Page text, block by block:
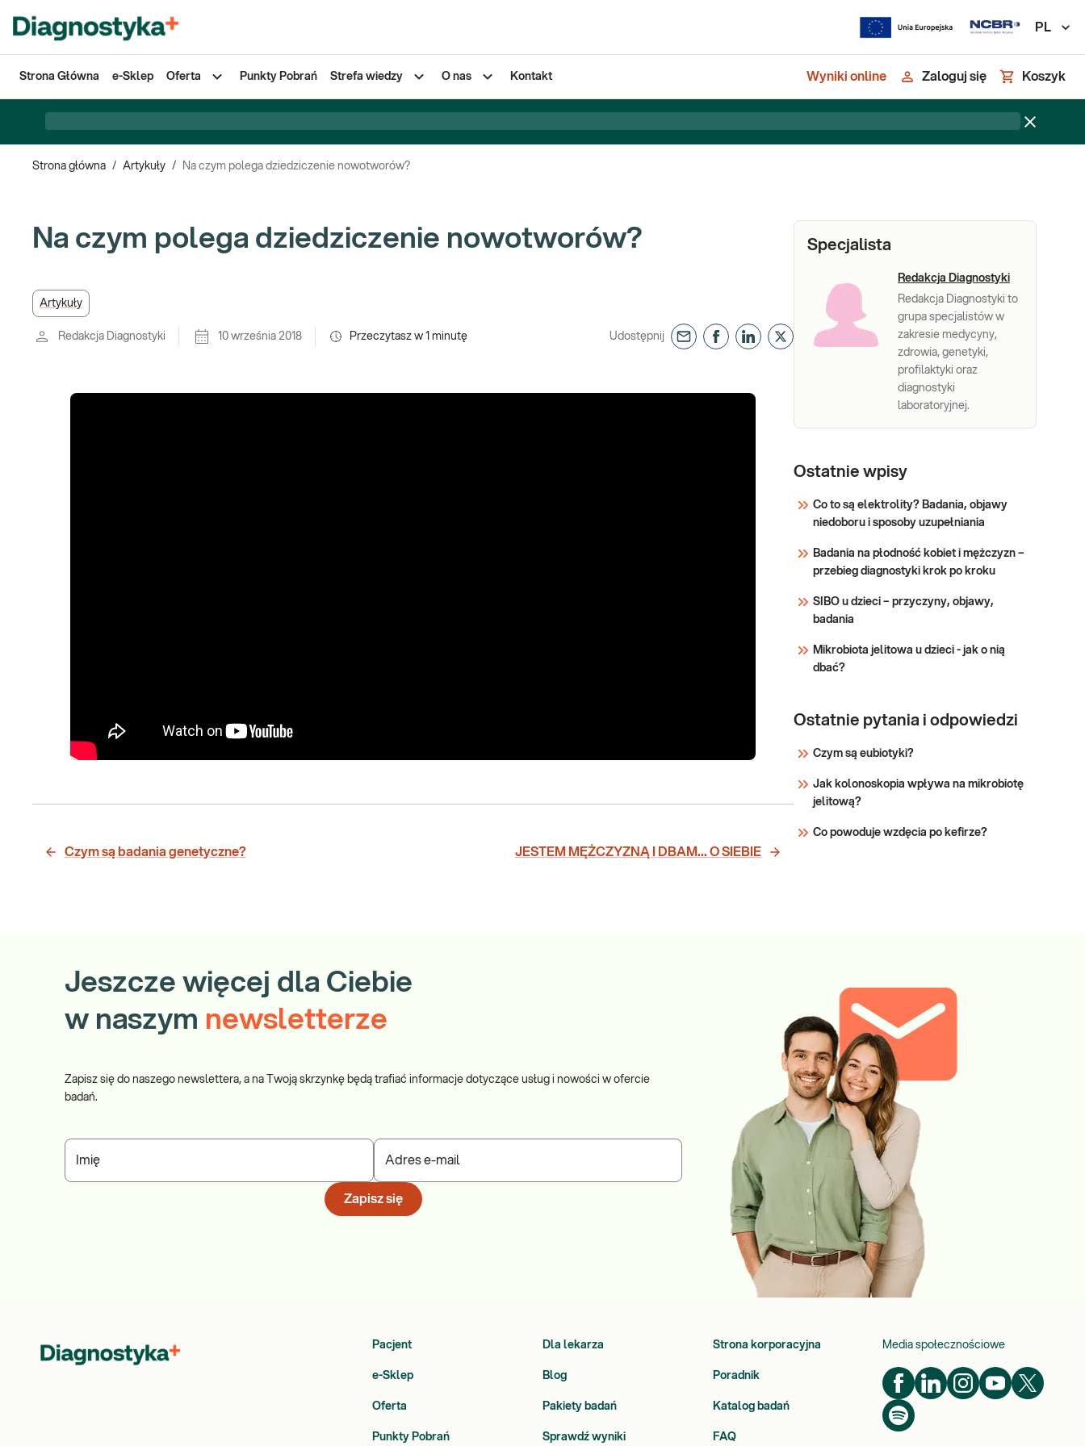
PL
Strona Główna e-Sklep Oferta Punkty Pobrań Strefa wiedzy O nas Kontakt Wyniki online Zaloguj się Koszyk
Strona główna / Artykuły / Na czym polega dziedziczenie nowotworów?
Na czym polega dziedziczenie nowotworów?
Artykuły
Redakcja Diagnostyki 10 września 2018 Przeczytasz w 1 minutę Udostępnij
Czym są badania genetyczne? JESTEM MĘŻCZYZNĄ I DBAM… O SIEBIE
Specjalista
Redakcja Diagnostyki
Redakcja Diagnostyki to
grupa specjalistów w
zakresie medycyny,
zdrowia, genetyki,
profilaktyki oraz
diagnostyki
laboratoryjnej.
Ostatnie wpisy
Co to są elektrolity? Badania, objawy
niedoboru i sposoby uzupełniania
Badania na płodność kobiet i mężczyzn –
przebieg diagnostyki krok po kroku
SIBO u dzieci – przyczyny, objawy,
badania
Mikrobiota jelitowa u dzieci - jak o nią
dbać?
Ostatnie pytania i odpowiedzi
Czym są eubiotyki?
Jak kolonoskopia wpływa na mikrobiotę
jelitową?
Co powoduje wzdęcia po kefirze?
Jeszcze więcej dla Ciebie
w naszym newsletterze
Zapisz się do naszego newslettera, a na Twoją skrzynkę będą trafiać informacje dotyczące usług i nowości w ofercie
badań.
Imię Adres e-mail
Zapisz się
Pacjent Dla lekarza Strona korporacyjna
e-Sklep Blog Poradnik
Oferta Pakiety badań Katalog badań
Punkty Pobrań Sprawdź wyniki FAQ
Media społecznościowe